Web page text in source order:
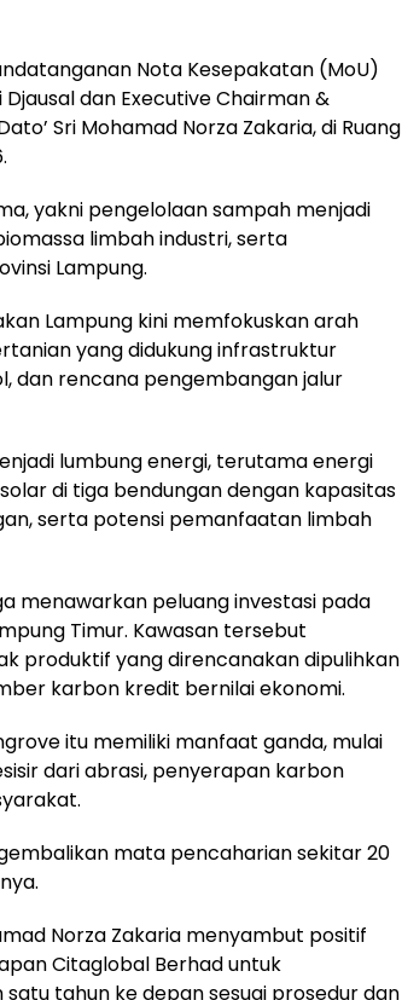
Nota Kesepakatan (MoU)
dan Executive Chairman &
Sri Mohamad Norza Zakaria, di Ruang
yakni pengelolaan sampah menjadi
limbah industri, serta
Lampung.
Lampung kini memfokuskan arah
yang didukung infrastruktur
dan rencana pengembangan jalur
lumbung energi, terutama energi
di tiga bendungan dengan kapasitas
serta potensi pemanfaatan limbah
menawarkan peluang investasi pada
Timur. Kawasan tersebut
produktif yang direncanakan dipulihkan
karbon kredit bernilai ekonomi.
itu memiliki manfaat ganda, mulai
dari abrasi, penyerapan karbon
mata pencaharian sekitar 20
Norza Zakaria menyambut positif
Citaglobal Berhad untuk
tahun ke depan sesuai prosedur dan